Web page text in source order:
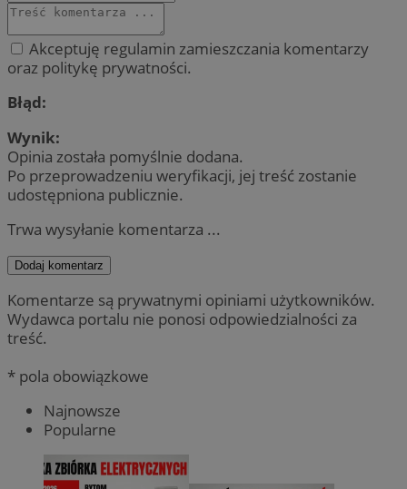
Akceptuję regulamin zamieszczania komentarzy
oraz politykę prywatności.
Błąd:
Wynik:
Opinia została pomyślnie dodana.
Po przeprowadzeniu weryfikacji, jej treść zostanie
udostępniona publicznie.
Trwa wysyłanie komentarza ...
Dodaj komentarz
Komentarze są prywatnymi opiniami użytkowników.
Wydawca portalu nie ponosi odpowiedzialności za
treść.
* pola obowiązkowe
Najnowsze
Popularne